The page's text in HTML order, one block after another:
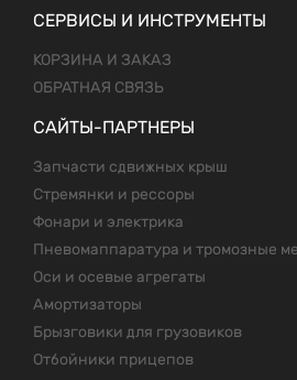
СЕРВИСЫ И ИНСТРУМЕНТЫ
КОРЗИНА И ЗАКАЗ
ОБРАТНАЯ СВЯЗЬ
САЙТЫ-ПАРТНЕРЫ
Запчасти сдвижных крыш
Стремянки и рессоры
Фонари и электрика
Пневомаппаратура и тромозные
Оси и осевые агрегаты
Амортизаторы
Брызговики для грузовиков
Отбойники прицепов